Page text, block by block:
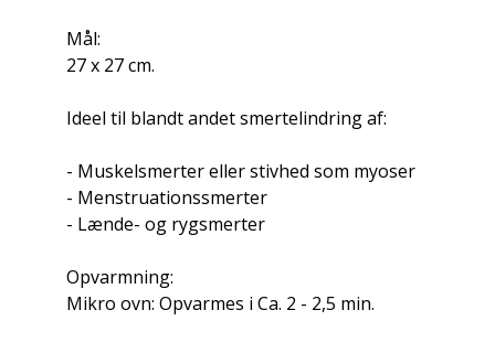
Mål:
27 x 27 cm.
Ideel til blandt andet smertelindring af:
- Muskelsmerter eller stivhed som myoser
- Menstruationssmerter
- Lænde- og rygsmerter
Opvarmning:
Mikro ovn: Opvarmes i Ca. 2 - 2,5 min.